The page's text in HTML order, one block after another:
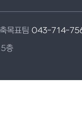
목표팀 043-714-
층